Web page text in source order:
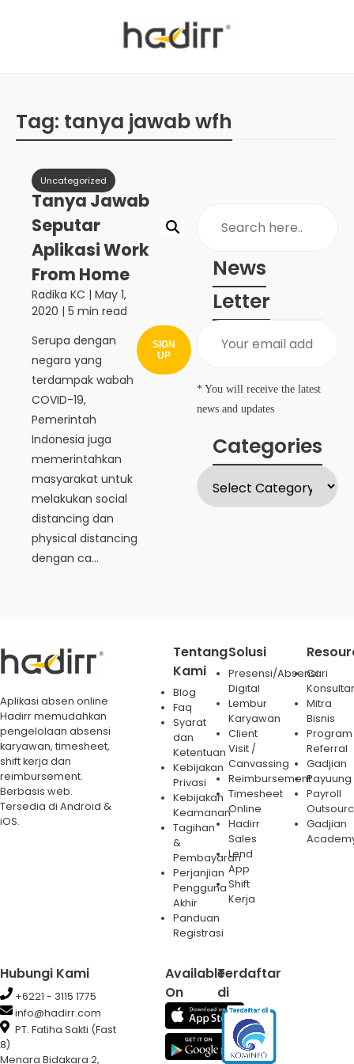
Tag: tanya jawab wfh
Uncategorized
Tanya Jawab
Seputar
Aplikasi Work
From Home
Radika KC | May 1,
2020 | 5 min read
Serupa dengan
negara yang
terdampak wabah
COVID-19,
Pemerintah
Indonesia juga
memerintahkan
masyarakat untuk
melakukan social
distancing dan
physical distancing
dengan ca...
News
Letter
SIGN
UP
* You will receive the latest
news and updates
Categories
Aplikasi absen online
Hadirr memudahkan
pengelolaan absensi
karyawan, timesheet,
shift kerja dan
reimbursement.
Berbasis web.
Tersedia di Android &
iOS.
Tentang
Kami
Blog
Faq
Syarat
dan
Ketentuan
Kebijakan
Privasi
Kebijakan
Keamanan
Tagihan
&
Pembayaran
Perjanjian
Pengguna
Akhir
Panduan
Registrasi
Solusi
Presensi/Absensi
Digital
Lembur
Karyawan
Client
Visit /
Canvassing
Reimbursement
Timesheet
Online
Hadirr
Sales
Lend
App
Shift
Kerja
Cari
Mitra
Bisnis
Program
Referral
Gadjian
Payuung
Payroll
Gadjian
Hubungi Kami
+6221 - 3115 1775
info@hadirr.com
PT. Fatiha Sakti (Fast
8)
Menara Bidakara 2,
Available
On
Terdaftar
di